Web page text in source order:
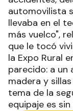
automovilista
llevaba en el
más vuelco",
que le tocó
la Expo Rural
parecido: a un
madera y
tema de la
equipaje es